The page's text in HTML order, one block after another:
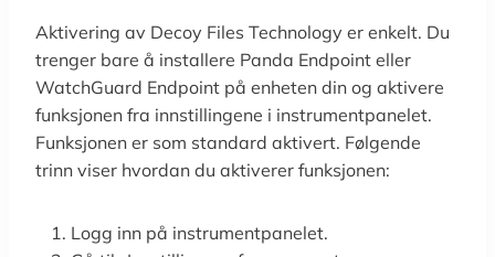
Aktivering av Decoy Files Technology er enkelt. Du
trenger bare å installere Panda Endpoint eller
WatchGuard Endpoint på enheten din og aktivere
funksjonen fra innstillingene i instrumentpanelet.
Funksjonen er som standard aktivert. Følgende
trinn viser hvordan du aktiverer funksjonen:
Logg inn på instrumentpanelet.